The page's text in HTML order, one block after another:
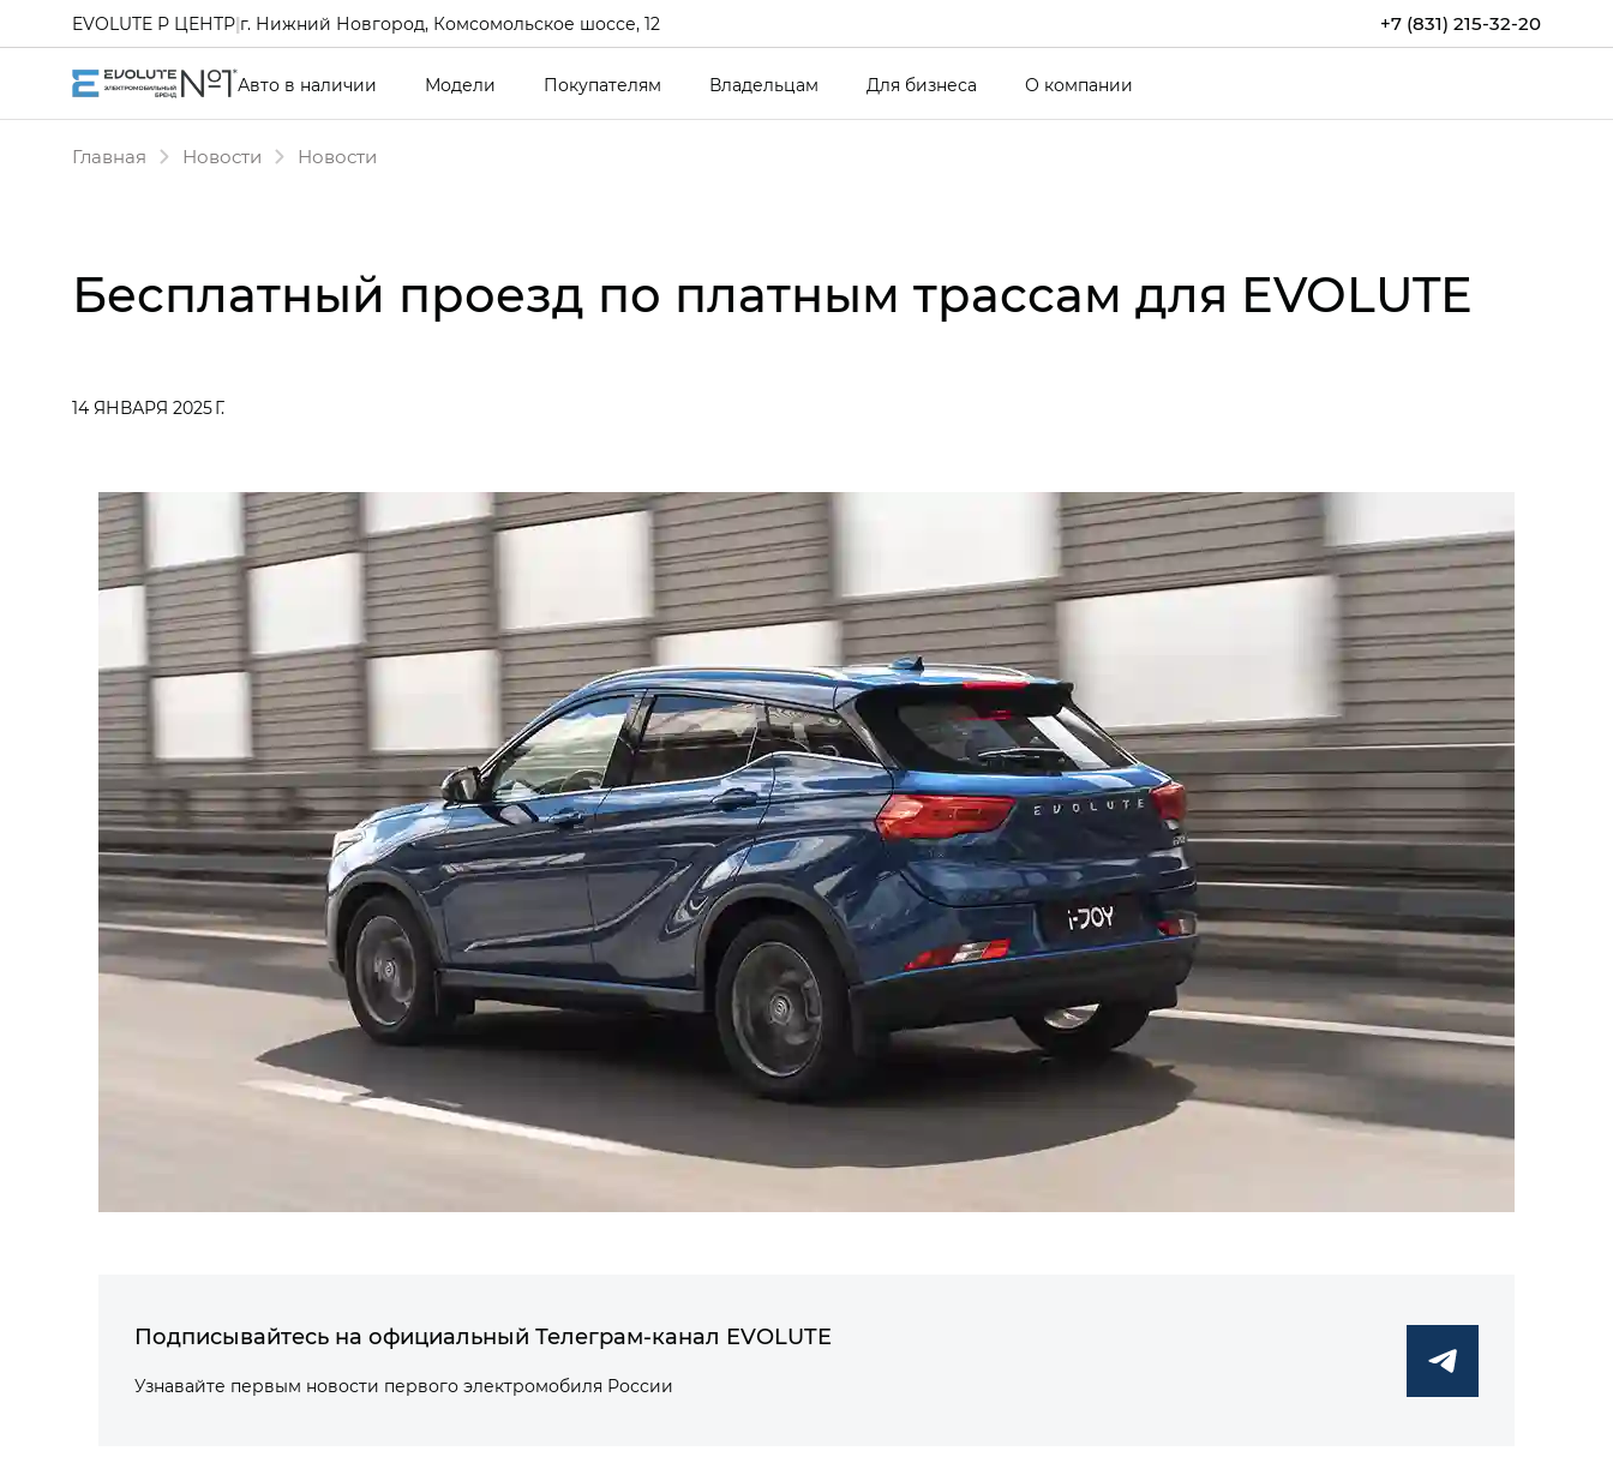
+7 (831) 215-32-20
EVOLUTE Р ЦЕНТР|г. Нижний Новгород, Комсомольское шоссе, 12
Авто в наличии Модели Покупателям Владельцам Для бизнеса О компании
Главная Новости Новости
Бесплатный проезд по платным трассам для EVOLUTE
14 ЯНВАРЯ 2025 Г.
Подписывайтесь на официальный Телеграм-канал EVOLUTE
Узнавайте первым новости первого электромобиля России